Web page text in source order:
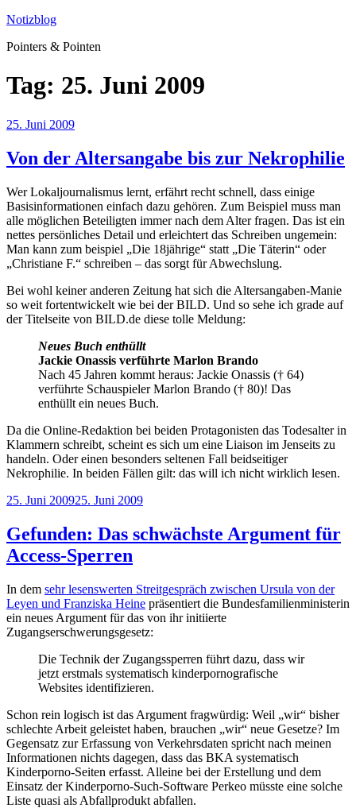
Zum
springen
Notizblog
Pointers & Pointen
Tag: 25. Juni 2009
Veröffentlicht
25. Juni 2009
Von der Altersangabe bis zur Nekrophilie
Wer Lokaljournalismus lernt, erfährt recht schnell, dass einige
Basisinformationen einfach dazu gehören. Zum Beispiel muss man
alle möglichen Beteiligten immer nach dem Alter fragen. Das ist ein
nettes persönliches Detail und erleichtert das Schreiben ungemein:
Man kann zum beispiel „Die 18jährige“ statt „Die Täterin“ oder
„Christiane F.“ schreiben – das sorgt für Abwechslung.
Bei wohl keiner anderen Zeitung hat sich die Altersangaben-Manie
so weit fortentwickelt wie bei der BILD. Und so sehe ich grade auf
der Titelseite von BILD.de diese tolle Meldung:
Neues Buch enthüllt
Jackie Onassis verführte Marlon Brando
Nach 45 Jahren kommt heraus: Jackie Onassis († 64)
verführte Schauspieler Marlon Brando († 80)! Das
enthüllt ein neues Buch.
Da die Online-Redaktion bei beiden Protagonisten das Todesalter in
Klammern schreibt, scheint es sich um eine Liaison im Jenseits zu
handeln. Oder einen besonders seltenen Fall beidseitiger
Nekrophilie. In beiden Fällen gilt: das will ich nicht wirklich lesen.
Veröffentlicht
25. Juni 200925. Juni 2009
Gefunden: Das schwächste Argument für
Access-Sperren
In dem sehr lesenswerten Streitgespräch zwischen Ursula von der
Leyen und Franziska Heine präsentiert die Bundesfamilienministerin
ein neues Argument für das von ihr initiierte
Zugangserschwerungsgesetz:
Die Technik der Zugangssperren führt dazu, dass wir
jetzt erstmals systematisch kinderpornografische
Websites identifizieren.
Schon rein logisch ist das Argument fragwürdig: Weil „wir“ bisher
schlechte Arbeit geleistet haben, brauchen „wir“ neue Gesetze? Im
Gegensatz zur Erfassung von Verkehrsdaten spricht nach meinen
Informationen nichts dagegen, dass das BKA systematisch
Kinderporno-Seiten erfasst. Alleine bei der Erstellung und dem
Einsatz der Kinderporno-Such-Software Perkeo müsste eine solche
Liste quasi als Abfallprodukt abfallen.